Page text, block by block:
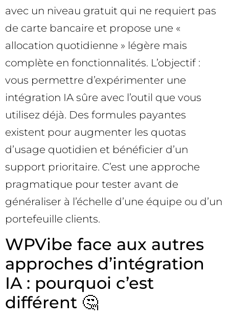
avec un niveau gratuit qui ne requiert pas
de carte bancaire et propose une «
allocation quotidienne » légère mais
complète en fonctionnalités. L’objectif :
vous permettre d’expérimenter une
intégration IA sûre avec l’outil que vous
utilisez déjà. Des formules payantes
existent pour augmenter les quotas
d’usage quotidien et bénéficier d’un
support prioritaire. C’est une approche
pragmatique pour tester avant de
généraliser à l’échelle d’une équipe ou d’un
portefeuille clients.
WPVibe face aux autres
approches d’intégration
IA : pourquoi c’est
différent 🤔